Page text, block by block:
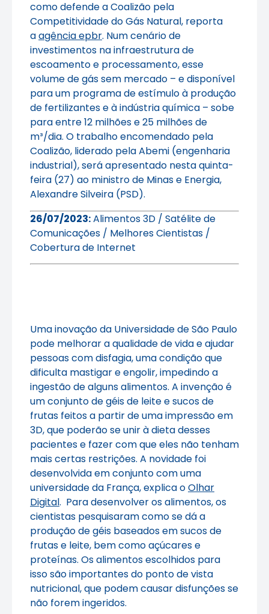
como defende a Coalizão pela
Competitividade do Gás Natural, reporta
aagência epbr. Num cenário de
investimentos na infraestrutura de
escoamento e processamento, esse
volume de gás sem mercado – e disponível
para um programa de estímulo à produção
de fertilizantes e à indústria química – sobe
para entre 12 milhões e 25 milhões de
m³/dia. O trabalho encomendado pela
Coalizão, liderado pela Abemi (engenharia
industrial), será apresentado nesta quinta-
feira (27) ao ministro de Minas e Energia,
Alexandre Silveira (PSD).
26/07/2023:Alimentos 3D / Satélite de
Comunicações / Melhores Cientistas /
Cobertura de Internet
Uma inovação da Universidade de São Paulo
pode melhorar a qualidade de vida e ajudar
pessoas com disfagia, uma condição que
dificulta mastigar e engolir, impedindo a
ingestão de alguns alimentos. A invenção é
um conjunto de géis de leite e sucos de
frutas feitos a partir de uma impressão em
3D, que poderão se unir à dieta desses
pacientes e fazer com que eles não tenham
mais certas restrições. A novidade foi
desenvolvida em conjunto com uma
universidade da França, explica oOlhar
Digital. Para desenvolver os alimentos, os
cientistas pesquisaram como se dá a
produção de géis baseados em sucos de
frutas e leite, bem como açúcares e
proteínas. Os alimentos escolhidos para
isso são importantes do ponto de vista
nutricional, que podem causar disfunções se
não forem ingeridos.